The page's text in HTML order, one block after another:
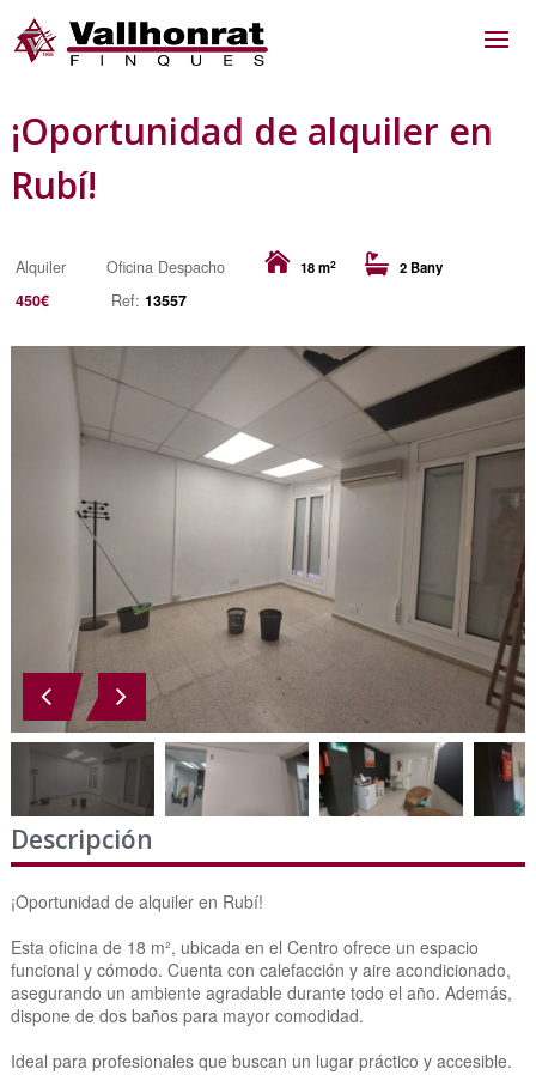
¡Oportunidad de alquiler en
Rubí!
Alquiler Oficina Despacho 18 m2 2 Bany
450€ Ref: 13557
Descripción
¡Oportunidad de alquiler en Rubí!
Esta oficina de 18 m², ubicada en el Centro ofrece un espacio
funcional y cómodo. Cuenta con calefacción y aire acondicionado,
asegurando un ambiente agradable durante todo el año. Además,
dispone de dos baños para mayor comodidad.
Ideal para profesionales que buscan un lugar práctico y accesible.